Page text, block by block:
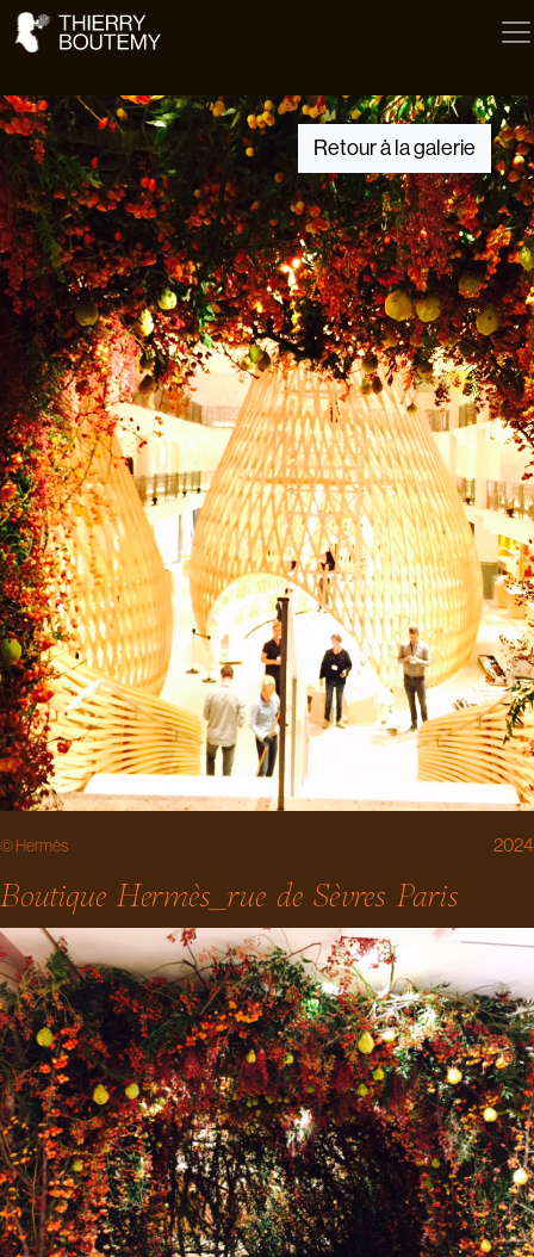
Retour à la galerie
© Hermès 2024
Boutique Hermès_rue de Sèvres Paris